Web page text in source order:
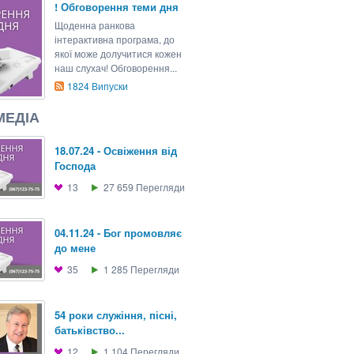
! Обговорення теми дня
Щоденна ранкова
інтерактивна програма, до
якої може долучитися кожен
наш слухач! Обговорення...
1824 Випуски
18.07.24 - Освіження від
Господа
13 27 659 Перегляди
04.11.24 - Бог промовляє
до мене
35 1 285 Перегляди
54 роки служіння, пісні,
батьківство...